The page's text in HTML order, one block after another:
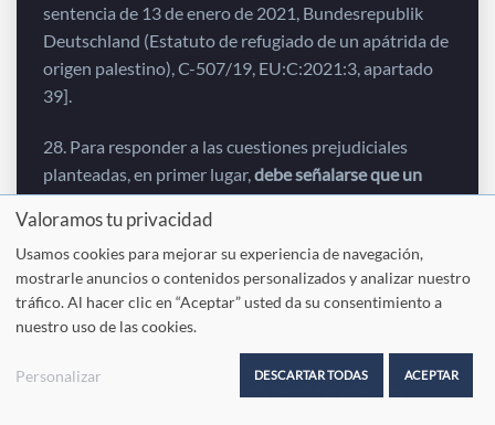
sentencia de 13 de enero de 2021, Bundesrepublik
Deutschland (Estatuto de refugiado de un apátrida de
origen palestino), C-507/19, EU:C:2021:3, apartado
39].
28. Para responder a las cuestiones prejudiciales
planteadas, en primer lugar, debe señalarse que un
menor que se encuentre en una situación como la
mencionada en el apartado 26 de la presente
sentencia no cumple los requisitos para que se le
conceda, a título individual, el estatuto de refugiado
con arreglo al régimen establecido por la Directiva
2011/95 .
Valoramos tu privacidad
Usamos cookies para mejorar su experiencia de navegación,
mostrarle anuncios o contenidos personalizados y analizar nuestro
tráfico. Al hacer clic en “Aceptar” usted da su consentimiento a
nuestro uso de las cookies.
Personalizar DESCARTAR TODAS ACEPTAR